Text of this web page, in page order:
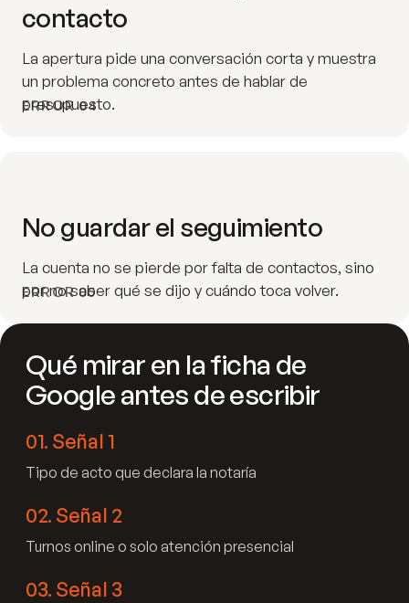
ERROR 04
contacto
La apertura pide una conversación corta y muestra
un problema concreto antes de hablar de
presupuesto.
ERROR 05
No guardar el seguimiento
La cuenta no se pierde por falta de contactos, sino
por no saber qué se dijo y cuándo toca volver.
Qué mirar en la ficha de
Google antes de escribir
01. Señal 1
Tipo de acto que declara la notaría
02. Señal 2
Turnos online o solo atención presencial
03. Señal 3